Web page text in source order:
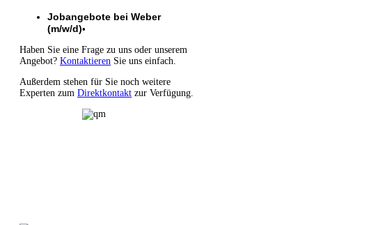
Jobangebote bei Weber
(m/w/d)•
Haben Sie eine Frage zu uns oder unserem
Angebot? Kontaktieren Sie uns einfach.
Außerdem stehen für Sie noch weitere
Experten zum Direktkontakt zur Verfügung.